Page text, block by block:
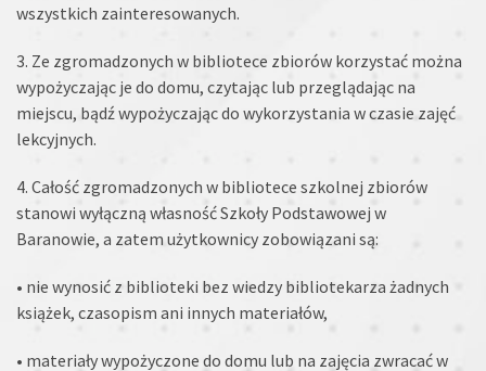
wszystkich zainteresowanych.
3. Ze zgromadzonych w bibliotece zbiorów korzystać można
wypożyczając je do domu, czytając lub przeglądając na
miejscu, bądź wypożyczając do wykorzystania w czasie zajęć
lekcyjnych.
4. Całość zgromadzonych w bibliotece szkolnej zbiorów
stanowi wyłączną własność Szkoły Podstawowej w
Baranowie, a zatem użytkownicy zobowiązani są:
• nie wynosić z biblioteki bez wiedzy bibliotekarza żadnych
książek, czasopism ani innych materiałów,
• materiały wypożyczone do domu lub na zajęcia zwracać w